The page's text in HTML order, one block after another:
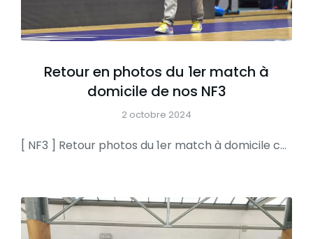
Retour en photos du 1er match à
domicile de nos NF3
2 octobre 2024
[ NF3 ] Retour photos du 1er match à domicile cette saison face à Crossac Un très grand merci à notre photographe Olivier Poulain